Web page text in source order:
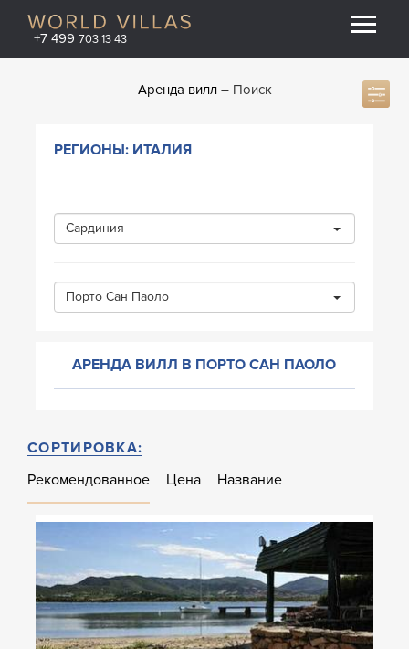
+7 499 703 13 43
Аренда вилл Поиск
РЕГИОНЫ: ИТАЛИЯ
Сардиния
Порто Сан Паоло
АРЕНДА ВИЛЛ В ПОРТО САН ПАОЛО
СОРТИРОВКА:
Рекомендованное
Цена Название